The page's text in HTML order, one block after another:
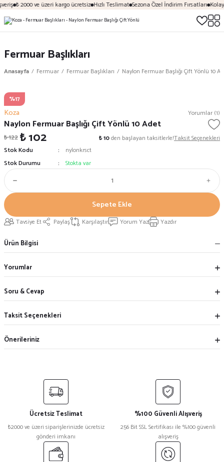
₺ 2000 ve üzeri kargo ücretsiz Hızlı Teslimat Sezona Özel İndirim Fırsatları
Fermuar Başlıkları
Anasayfa Fermuar Fermuar Başlıkları Naylon Fermuar Başlığı Çift Yönlü 10
%17
Koza Yorumlar (1)
Naylon Fermuar Başlığı Çift Yönlü 10 Adet
₺ 122₺ 102 ₺ 10den başlayan taksitlerle!Taksit Seçenekleri
Stok Kodu
nylonkrsct
Stok Durumu
Stokta var
Sepete Ekle
Tavsiye Et Paylaş Karşılaştır Yorum Yaz Yazdır
Ürün Bilgisi
Yorumlar
Soru & Cevap
Taksit Seçenekleri
Önerileriniz
Ücretsiz Teslimat
₺2000 ve üzeri siparişlerinizde ücretsiz
gönderi imkanı
%100 Güvenli Alışveriş
256 Bit SSL Sertifikası ile %100 güvenli
alışveriş